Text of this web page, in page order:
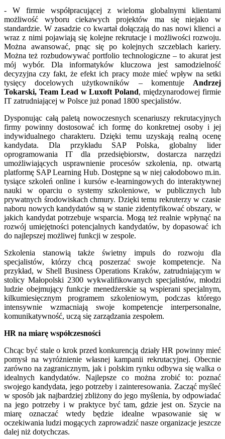
- W firmie współpracującej z wieloma globalnymi klientami
możliwość wyboru ciekawych projektów ma się niejako w
standardzie. W zasadzie co kwartał dołączają do nas nowi klienci a
wraz z nimi pojawiają się kolejne rekrutacje i możliwości rozwoju.
Można awansować, pnąc się po kolejnych szczeblach kariery.
Można też rozbudowywać portfolio technologiczne – to akurat jest
mój wybór. Dla informatyków kluczowa jest samodzielność
decyzyjna czy fakt, że efekt ich pracy może mieć wpływ na setki
tysięcy docelowych użytkowników – komentuje Andrzej
Tokarski, Team Lead w Luxoft Poland, międzynarodowej firmie
IT zatrudniającej w Polsce już ponad 1800 specjalistów.
Dysponując całą paletą nowoczesnych scenariuszy rekrutacyjnych
firmy powinny dostosować ich formę do konkretnej osoby i jej
indywidualnego charakteru. Dzięki temu uzyskają realną ocenę
kandydata. Dla przykładu SAP Polska, globalny lider
oprogramowania IT dla przedsiębiorstw, dostarcza narzędzi
umożliwiających usprawnienie procesów szkolenia, np. otwartą
platformę SAP Learning Hub. Dostępne są w niej całodobowo m.in.
tysiące szkoleń online i kursów e-learningowych do interaktywnej
nauki w oparciu o systemy szkoleniowe, w publicznych lub
prywatnych środowiskach chmury. Dzięki temu rekruterzy w czasie
naboru nowych kandydatów są w stanie zidentyfikować obszary, w
jakich kandydat potrzebuje wsparcia. Mogą też realnie wpłynąć na
rozwój umiejętności potencjalnych kandydatów, by dopasować ich
do najlepszej możliwej funkcji w zespole.
Szkolenia stanowią także świetny impuls do rozwoju dla
specjalistów, którzy chcą poszerzać swoje kompetencje. Na
przykład, w Shell Business Operations Kraków, zatrudniającym w
stolicy Małopolski 2300 wykwalifikowanych specjalistów, młodzi
ludzie obejmujący funkcje menedżerskie są wspierani specjalnym,
kilkumiesięcznym programem szkoleniowym, podczas którego
intensywnie wzmacniają swoje kompetencje interpersonalne,
komunikatywność, uczą się zarządzania zespołem.
HR na miarę współczesności
Chcąc być stale o krok przed konkurencją działy HR powinny mieć
pomysł na wyróżnienie własnej kampanii rekrutacyjnej. Obecnie
zarówno na zagranicznym, jak i polskim rynku odbywa się walka o
idealnych kandydatów. Najlepsze co można zrobić to: poznać
swojego kandydata, jego potrzeby i zainteresowania. Zacząć myśleć
w sposób jak najbardziej zbliżony do jego myślenia, by odpowiadać
na jego potrzeby i w praktyce być tam, gdzie jest on. Szycie na
miarę oznaczać wtedy będzie idealne wpasowanie się w
oczekiwania ludzi mogących zaprowadzić nasze organizacje jeszcze
dalej niż dotychczas.